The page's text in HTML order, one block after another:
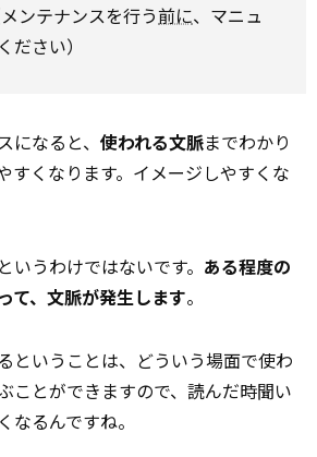
ンテナンスを行う前に、マニュ
ださい）
になると、 使われる文脈までわかり
すくなります。イメージしやすくな
いうわけではないです。 ある程度の
て、文脈が発生します。
ということは、どういう場面で使わ
ことができますので、読んだ時聞い
なるんですね。